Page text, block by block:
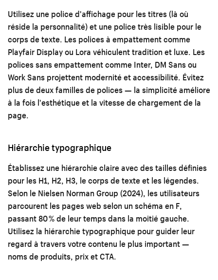
Utilisez une police d'affichage pour les titres (là où
réside la personnalité) et une police très lisible pour le
corps de texte. Les polices à empattement comme
Playfair Display ou Lora véhiculent tradition et luxe. Les
polices sans empattement comme Inter, DM Sans ou
Work Sans projettent modernité et accessibilité. Évitez
plus de deux familles de polices — la simplicité améliore
à la fois l'esthétique et la vitesse de chargement de la
page.
Hiérarchie typographique
Établissez une hiérarchie claire avec des tailles définies
pour les H1, H2, H3, le corps de texte et les légendes.
Selon le Nielsen Norman Group (2024), les utilisateurs
parcourent les pages web selon un schéma en F,
passant 80 % de leur temps dans la moitié gauche.
Utilisez la hiérarchie typographique pour guider leur
regard à travers votre contenu le plus important —
noms de produits, prix et CTA.